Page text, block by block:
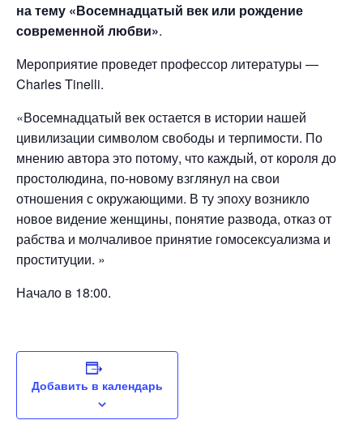
на тему «Восемнадцатый век или рождение
современной любви».
Мероприятие проведет профессор литературы —
Charles Tinelli.
«Восемнадцатый век остается в истории нашей
цивилизации символом свободы и терпимости. По
мнению автора это потому, что каждый, от короля до
простолюдина, по-новому взглянул на свои
отношения с окружающими. В ту эпоху возникло
новое видение женщины, понятие развода, отказ от
рабства и молчаливое принятие гомосексуализма и
проституции. »
Начало в 18:00.
Добавить в календарь